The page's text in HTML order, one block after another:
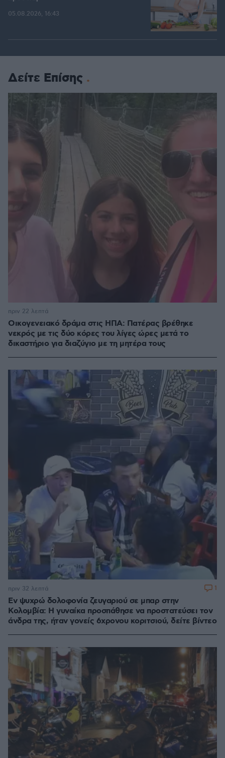
05.08.2026, 16:43
Δείτε Επίσης
Οικογενειακό δράμα στις ΗΠΑ: Πατέρας βρέθηκε
νεκρός με τις δύο κόρες του λίγες ώρες μετά το
δικαστήριο για διαζύγιο με τη μητέρα τους
πριν 22 λεπτά
Εν ψυχρώ δολοφονία ζευγαριού σε μπαρ στην
Κολομβία: Η γυναίκα προσπάθησε να προστατεύσει τον
άνδρα της, ήταν γονείς 6χρονου κοριτσιού, δείτε βίντεο
πριν 32 λεπτά 1